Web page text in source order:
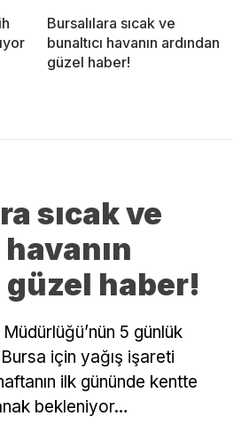
Bursalılara sıcak ve
bunaltıcı havanın ardından
güzel haber!
sıcak ve
güzel haber!
5 günlük
için yağış işareti
ilk gününde kentte
bekleniyor…